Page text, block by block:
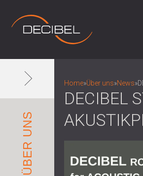
ÜBER UNS
Home»Über uns»News»
DECIBEL